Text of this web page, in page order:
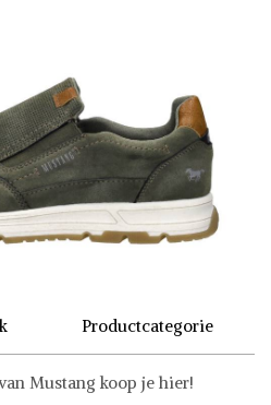
Productcategorie
Mustang koop je hier!